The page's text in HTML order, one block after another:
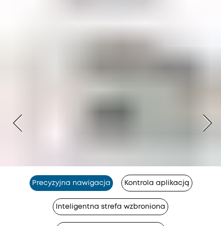
Precyzyjna nawigacja Kontrola aplikacją
Inteligentna strefa wzbroniona